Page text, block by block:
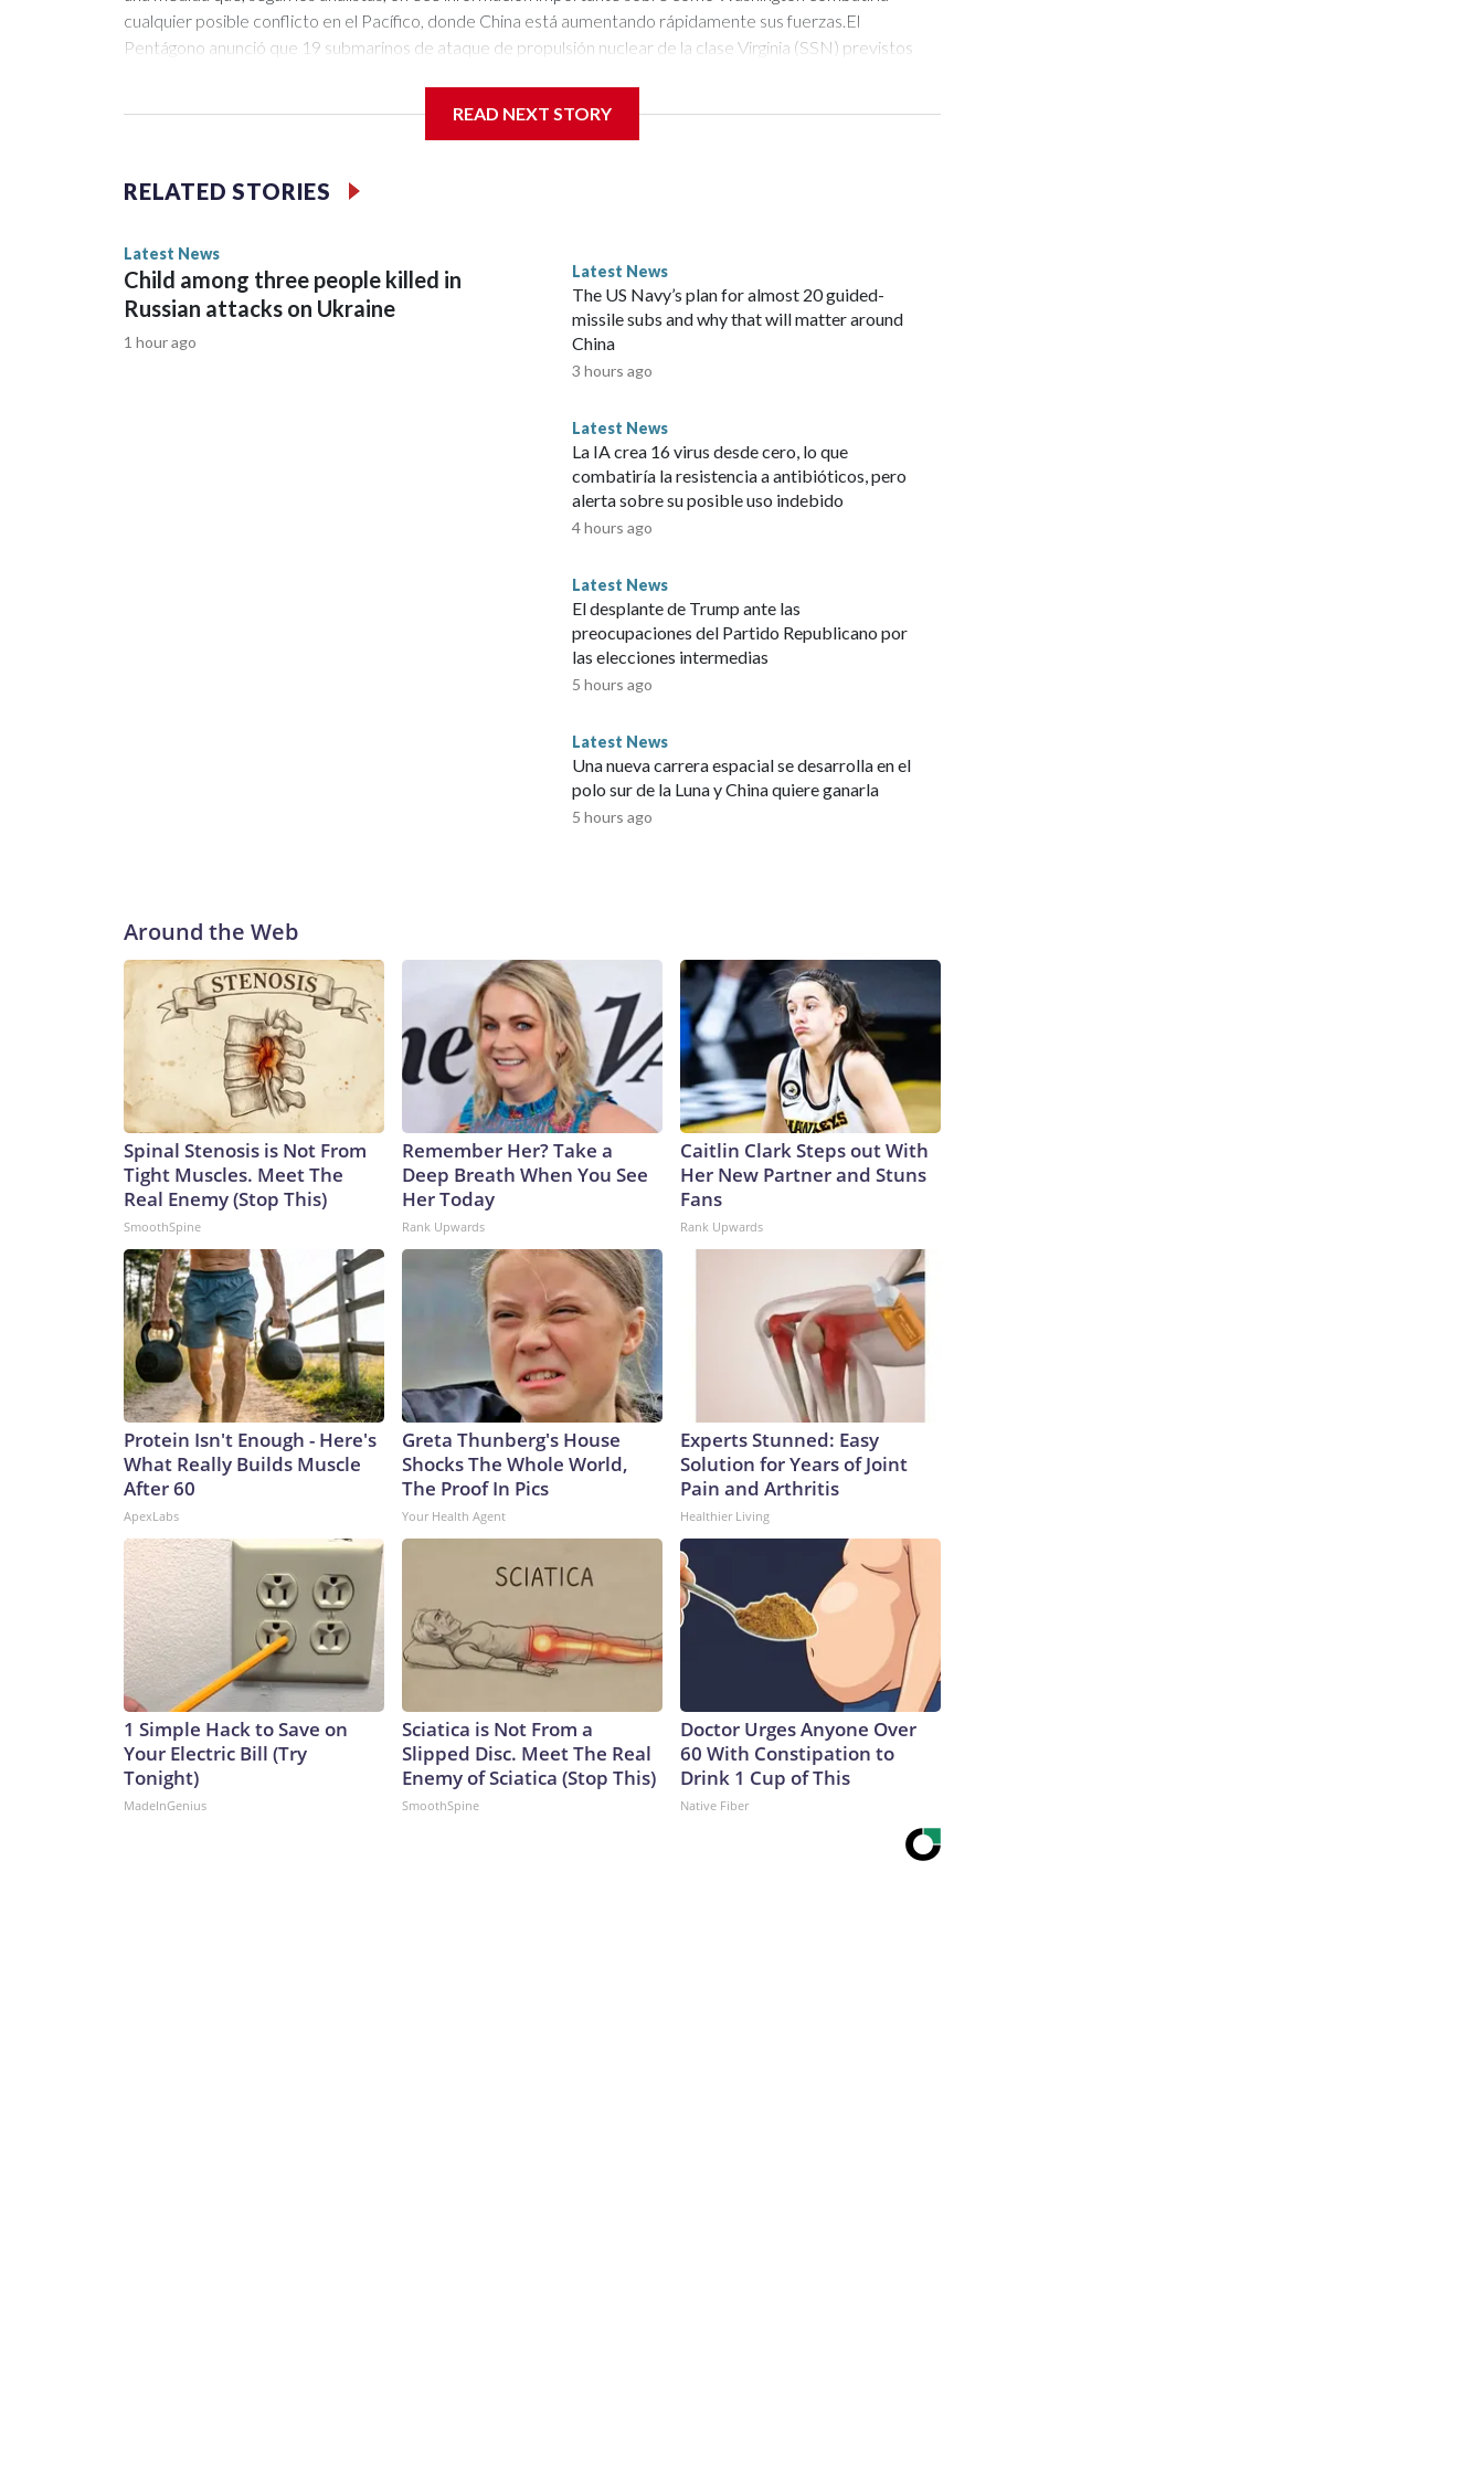
READ NEXT STORY
RELATED STORIES
Latest News
Child among three people killed in
Russian attacks on Ukraine
1 hour ago
Latest News
The US Navy’s plan for almost 20 guided-
missile subs and why that will matter around
China
3 hours ago
Latest News
La IA crea 16 virus desde cero, lo que
combatiría la resistencia a antibióticos, pero
alerta sobre su posible uso indebido
4 hours ago
Latest News
El desplante de Trump ante las
preocupaciones del Partido Republicano por
las elecciones intermedias
5 hours ago
Latest News
Una nueva carrera espacial se desarrolla en el
polo sur de la Luna y China quiere ganarla
5 hours ago
Around the Web
Spinal Stenosis is Not From
Tight Muscles. Meet The
Real Enemy (Stop This)
SmoothSpine
Remember Her? Take a
Deep Breath When You See
Her Today
Rank Upwards
Caitlin Clark Steps out With
Her New Partner and Stuns
Fans
Rank Upwards
Protein Isn't Enough - Here's
What Really Builds Muscle
After 60
ApexLabs
Greta Thunberg's House
Shocks The Whole World,
The Proof In Pics
Your Health Agent
Experts Stunned: Easy
Solution for Years of Joint
Pain and Arthritis
Healthier Living
1 Simple Hack to Save on
Your Electric Bill (Try
Tonight)
MadeInGenius
Sciatica is Not From a
Slipped Disc. Meet The Real
Enemy of Sciatica (Stop This)
SmoothSpine
Doctor Urges Anyone Over
60 With Constipation to
Drink 1 Cup of This
Native Fiber